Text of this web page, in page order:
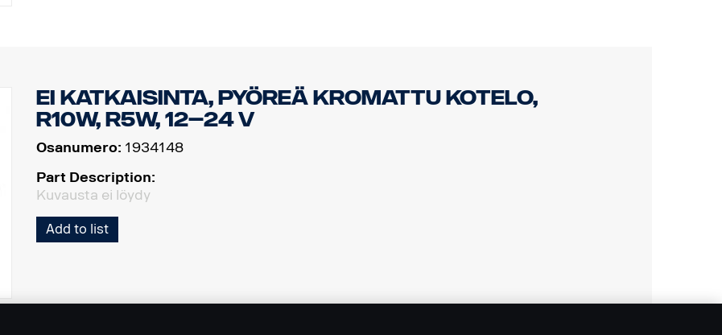
Ei katkaisinta, pyöreä kromattu kotelo,
R10W, R5W, 12–24 V
Osanumero: 1934148
Part Description:
Kuvausta ei löydy
Add to list